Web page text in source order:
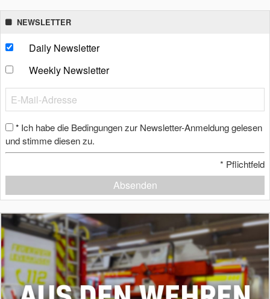
NEWSLETTER
Daily Newsletter
Weekly Newsletter
* Ich habe die Bedingungen zur Newsletter-Anmeldung gelesen
und stimme diesen zu.
* Pflichtfeld
Absenden